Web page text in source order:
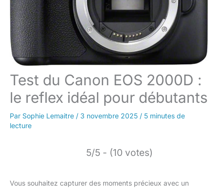
Test du Canon EOS 2000D :
le reflex idéal pour débutants
Par Sophie Lemaitre / 3 novembre 2025 / 5 minutes de
lecture
5/5 - (10 votes)
Vous souhaitez capturer des moments précieux avec un